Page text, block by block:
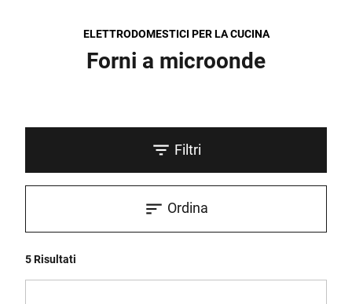
ELETTRODOMESTICI PER LA CUCINA
Forni a microonde
Filtri
5 Risultati
Ordina